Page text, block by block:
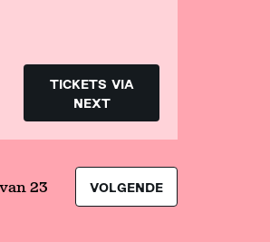
TICKETS VIA
NEXT
van 23 VOLGENDE